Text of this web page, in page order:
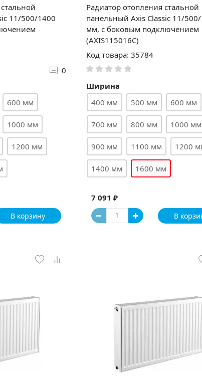
11/500/1400
0
600 мм
1000 мм
1200 мм
В корзину
Радиатор отопления стальной
панельный Axis Classic 11/
мм, с боковым подключением
(AXIS115016C)
Код товара: 35784
Ширина
400 мм
500 мм 600 мм
700 мм 800 мм 1000 мм
900 мм 1100 мм 1200
1400 мм 1600 мм
7 091 ₽
В